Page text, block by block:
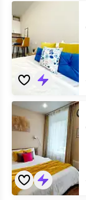
Квартира-
студия
Крымская
10
на
месяц
Квартира-
студия
Морской
69
месяц